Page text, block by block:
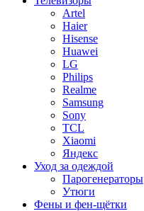
Artel
Haier
Hisense
Huawei
LG
Philips
Realme
Samsung
Sony
TCL
Xiaomi
Яндекс
Уход за одеждой
Парогенераторы
Утюги
Фены и фен-щётки